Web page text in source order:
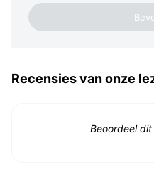
Recensies van onze
Beoordeel